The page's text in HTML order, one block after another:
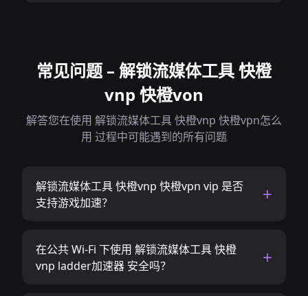
常见问题 – 解锁流媒体工具 快橙
vnp 快橙von
解答您在使用 解锁流媒体工具 快橙vnp 快橙vpn怎么
用 过程中可能遇到的所有问题
解锁流媒体工具 快橙vnp 快橙vpn vip 是否
支持游戏加速？
在公共 Wi-Fi 下使用 解锁流媒体工具 快橙
vnp ladder加速器 安全吗？